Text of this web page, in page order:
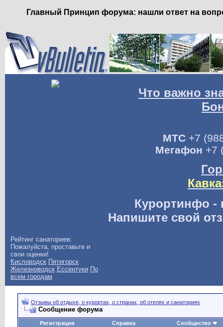
Главный Принцип форума: нашли ответ на
Что важно
МТС+7
Мегафон +7
Курортинфо -
Напишите свой
Рейтинг санаториев:
Пожалуйста, проставьте и
свои оценки!
Кисловодск Пятигорск
Железноводск Ессентуки По
всем городам
Отзывы об отдыхе, о курортах, о странах, об отелях и санаториях
Сообщение форума
Регистрация Справка Сообщество